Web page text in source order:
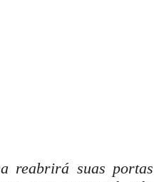
reabrirá suas portas